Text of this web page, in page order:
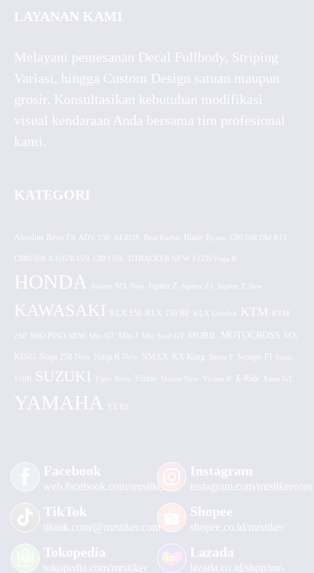
LAYANAN KAMI
Melayani pemesanan Decal Fullbody, Striping
Variasi, hingga Custom Design satuan maupun
grosir. Konsultasikan kebutuhan modifikasi
visual kendaraan Anda bersama tim profesional
kami.
KATEGORI
Absolute Revo Fit ADV 150 AEROX CB150R Old K15
CBR150R K45G/K45N CRF150L DTRACKER NEW F1ZR/Vega R
HONDA Jupiter MX New Jupiter Z
KAWASAKI KLX 150 KLX 150 BF KLX Gordon KTM KTM
250 MIO FINO NEW Mio GT Mio J Mio Soul GT MOBIL MOTOCROSS MX
KING Ninja 250 New Ninja R New NMAX RX King Satria F Scoopy FI Sonic
150R SUZUKI Tiger Revo Vixion Vixion New Vixion R X-Ride Xeon GT
YAMAHA YZ 85
Facebook
web.facebook.com/mrstiker
Instagram
instagram.com/mrstikercom
TikTok
tiktok.com/@mrstiker.com
Shopee
shopee.co.id/mrstiker
Tokopedia
tokopedia.com/mrstiker
Lazada
lazada.co.id/shop/mr-